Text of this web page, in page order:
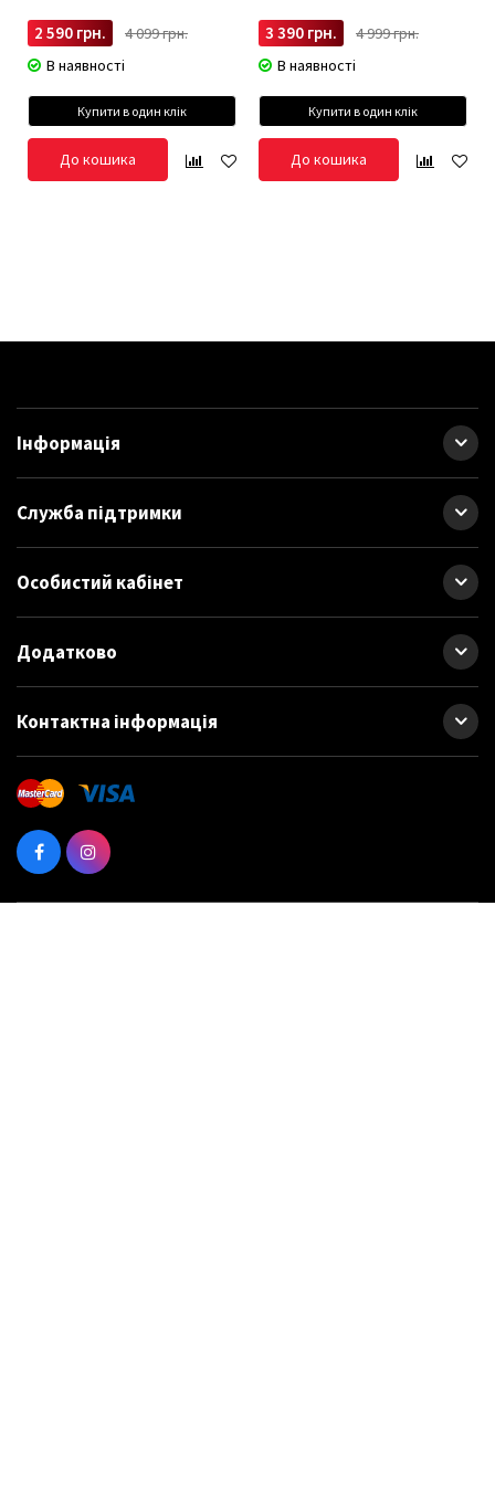
2 590 грн.
4 099 грн.
В наявності
Купити в один клік
До кошика
3 390 грн.
4 999 грн.
В наявності
Купити в один клік
До кошика
Інформація
Служба підтримки
Особистий кабінет
Додатково
Контактна інформація